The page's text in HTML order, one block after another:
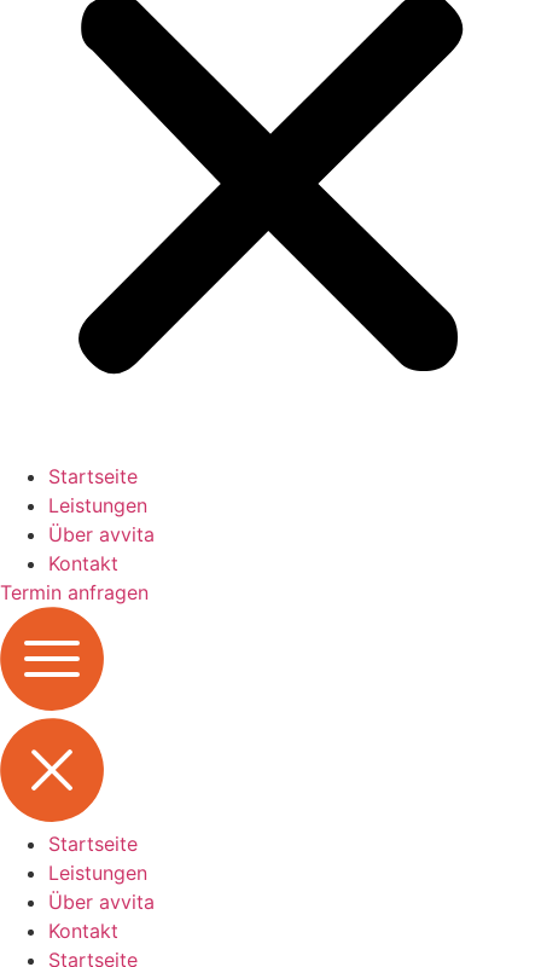
Startseite
Leistungen
Über avvita
Kontakt
Termin anfragen
Startseite
Leistungen
Über avvita
Kontakt
Startseite